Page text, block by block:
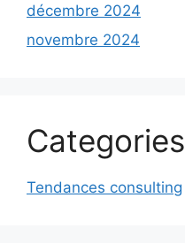
décembre 2024
novembre 2024
Categories
Tendances consulting